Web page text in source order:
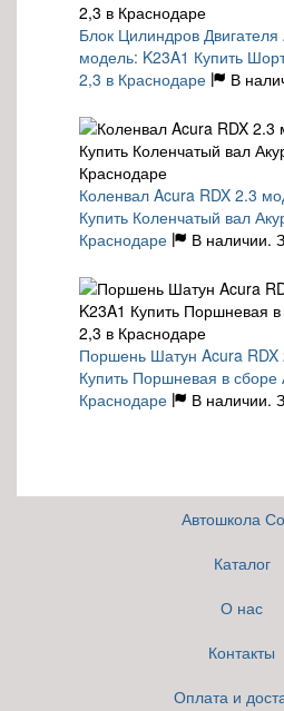
Блок Цилиндров Двигателя
модель: K23A1 Купить
2,3 в Краснодаре
В
Коленвал Acura RDX 2.3
Купить Коленчатый вал
Краснодаре
В наличии.
Поршень Шатун Acura RDX
Купить Поршневая в
Краснодаре
В наличии.
Автошкола
Каталог
О нас
Контакты
Оплата и